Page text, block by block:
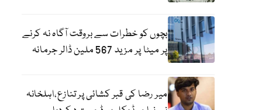
بچوں کو خطرات سے بروقت آگاہ نہ کرنے
پر میٹا پر مزید 567 ملین ڈالر جرمانہ
میر رضا کی قبر کشائی پر تنازع،اہلخانہ